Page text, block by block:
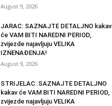
August 9, 2026
JARAC: SAZNAJTE DETALJNO kakav
će VAM BITI NAREDNI PERIOD,
zvijezde najavljuju VELIKA
IZNENAĐENJA!
August 9, 2026
STRIJELAC: SAZNAJTE DETALJNO
kakav će VAM BITI NAREDNI PERIOD,
zvijezde najavljuju VELIKA